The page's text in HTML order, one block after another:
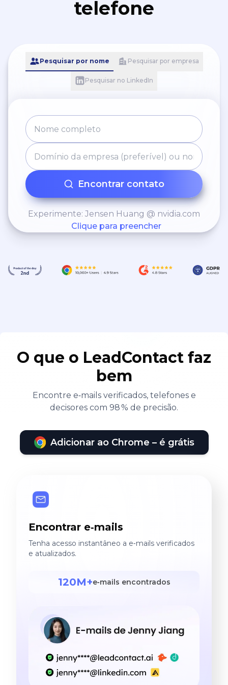
telefone
Pesquisar por nome Pesquisar por empresa
Pesquisar no LinkedIn
Encontrar contato
Experimente: Jensen Huang @ nvidia.com
Clique para preencher
O que o LeadContact faz
bem
Encontre e‑mails verificados, telefones e
decisores com 98 % de precisão.
Adicionar ao Chrome – é grátis
Encontrar e‑mails
Tenha acesso instantâneo a e‑mails verificados
e atualizados.
120M+e‑mails encontrados